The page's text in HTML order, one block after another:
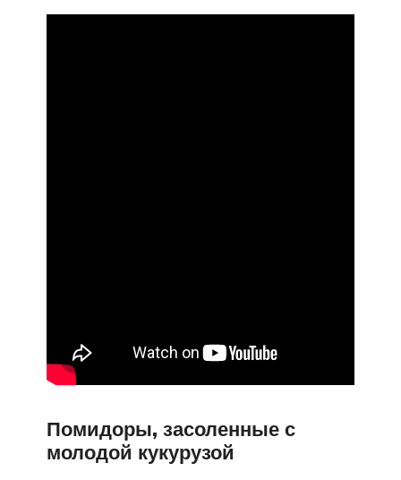
Помидоры, засоленные с
молодой кукурузой